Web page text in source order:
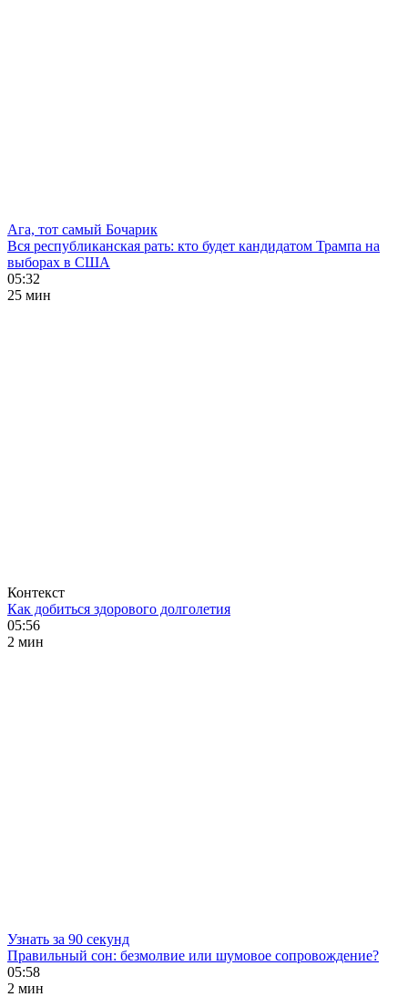
Ага, тот самый Бочарик
Вся республиканская рать: кто будет кандидатом Трампа на
выборах в США
05:32
25 мин
Контекст
Как добиться здорового долголетия
05:56
2 мин
Узнать за 90 секунд
Правильный сон: безмолвие или шумовое сопровождение?
05:58
2 мин